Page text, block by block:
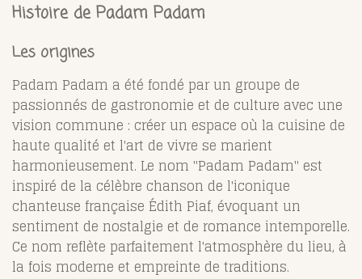
Histoire de Padam Padam
Les origines
Padam Padam a été fondé par un groupe de
passionnés de gastronomie et de culture avec une
vision commune : créer un espace où la cuisine de
haute qualité et l'art de vivre se marient
harmonieusement. Le nom "Padam Padam" est
inspiré de la célèbre chanson de l'iconique
chanteuse française Édith Piaf, évoquant un
sentiment de nostalgie et de romance intemporelle.
Ce nom reflète parfaitement l'atmosphère du lieu, à
la fois moderne et empreinte de traditions.